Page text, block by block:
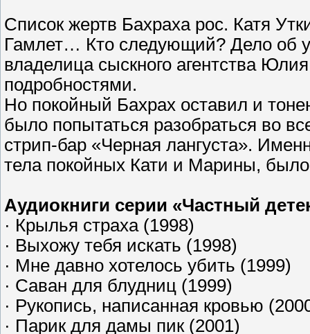
Список жертв Бахраха рос. Катя
Гамлет… Кто следующий? Дело об
владелица сыскного агентства
подробностями.
Но покойный Бахрах оставил и
было попытаться разобраться во
стрип-бар «Черная лангуста».
тела покойных Кати и Марины,
Аудиокниги серии «Частный
· Крылья страха (1998)
· Выхожу тебя искать (1998)
· Мне давно хотелось убить (1999)
· Саван для блудниц (1999)
· Рукопись, написанная кровью
· Парик для дамы пик (2001)